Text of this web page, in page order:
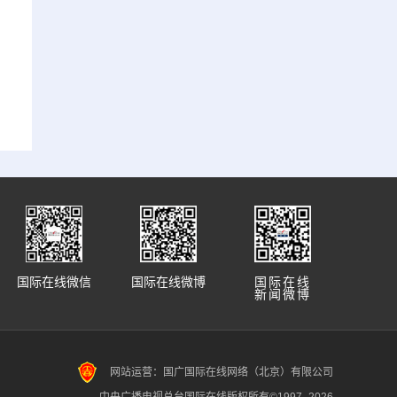
国际在线
新闻微博
国际在线微博
国际在线微信
网站运营：国广国际在线网络（北京）有限公司